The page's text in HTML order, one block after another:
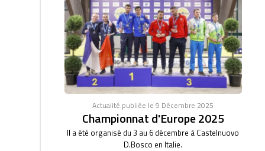
Actualité publiée le 9 Décembre 2025
Championnat d'Europe 2025
Il a été organisé du 3 au 6 décembre à Castelnuovo
D.Bosco en Italie.